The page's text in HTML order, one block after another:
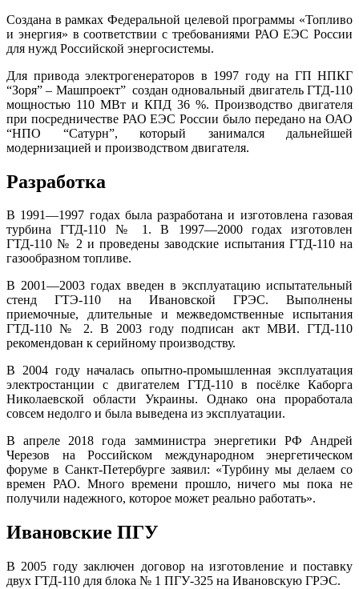
Создана в рамках Федеральной целевой программы «Топливо
и энергия» в соответствии с требованиями РАО ЕЭС России
для нужд Российской энергосистемы.
Для привода электрогенераторов в 1997 году на ГП НПКГ
“Зоря” – Машпроект” создан одновальный двигатель ГТД-110
мощностью 110 МВт и КПД 36 %. Производство двигателя
при посредничестве РАО ЕЭС России было передано на ОАО
“НПО “Сатурн”, который занимался дальнейшей
модернизацией и производством двигателя.
Разработка
В 1991—1997 годах была разработана и изготовлена газовая
турбина ГТД-110 № 1. В 1997—2000 годах изготовлен
ГТД-110 № 2 и проведены заводские испытания ГТД-110 на
газообразном топливе.
В 2001—2003 годах введен в эксплуатацию испытательный
стенд ГТЭ-110 на Ивановской ГРЭС. Выполнены
приемочные, длительные и межведомственные испытания
ГТД-110 № 2. В 2003 году подписан акт МВИ. ГТД-110
рекомендован к серийному производству.
В 2004 году началась опытно-промышленная эксплуатация
электростанции с двигателем ГТД-110 в посёлке Каборга
Николаевской области Украины. Однако она проработала
совсем недолго и была выведена из эксплуатации.
В апреле 2018 года замминистра энергетики РФ Андрей
Черезов на Российском международном энергетическом
форуме в Санкт-Петербурге заявил: «Турбину мы делаем со
времен РАО. Много времени прошло, ничего мы пока не
получили надежного, которое может реально работать».
Ивановские ПГУ
В 2005 году заключен договор на изготовление и поставку
двух ГТД-110 для блока № 1 ПГУ-325 на Ивановскую ГРЭС.